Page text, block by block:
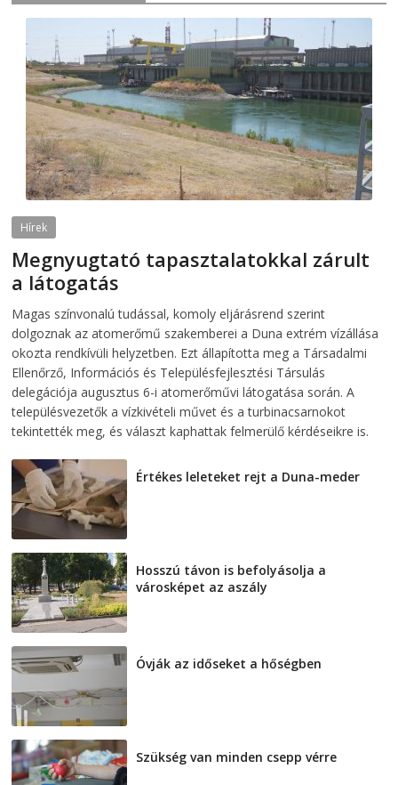
Hírek
Megnyugtató tapasztalatokkal zárult
a látogatás
Magas színvonalú tudással, komoly eljárásrend szerint
dolgoznak az atomerőmű szakemberei a Duna extrém vízállása
okozta rendkívüli helyzetben. Ezt állapította meg a Társadalmi
Ellenőrző, Információs és Településfejlesztési Társulás
delegációja augusztus 6-i atomerőművi látogatása során. A
településvezetők a vízkivételi művet és a turbinacsarnokot
tekintették meg, és választ kaphattak felmerülő kérdéseikre is.
Értékes leleteket rejt a Duna-meder
Hosszú távon is befolyásolja a
városképet az aszály
Óvják az időseket a hőségben
Szükség van minden csepp vérre